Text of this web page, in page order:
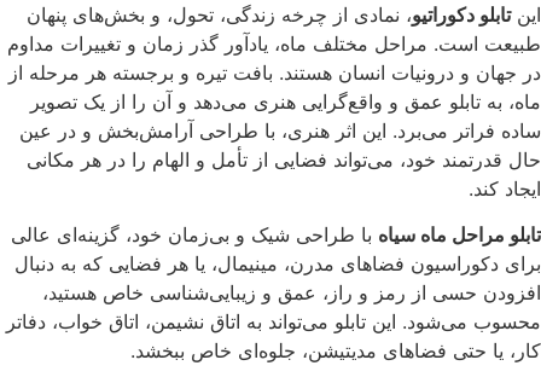
اینتابلو دکوراتیو، نمادی از چرخه زندگی، تحول، و بخش‌های پنهان
طبیعت است. مراحل مختلف ماه، یادآور گذر زمان و تغییرات مداوم
در جهان و درونیات انسان هستند. بافت تیره و برجسته هر مرحله از
ماه، به تابلو عمق و واقع‌گرایی هنری می‌دهد و آن را از یک تصویر
ساده فراتر می‌برد. این اثر هنری، با طراحی آرامش‌بخش و در عین
حال قدرتمند خود، می‌تواند فضایی از تأمل و الهام را در هر مکانی
ایجاد کند.
تابلو مراحل ماه سیاه با طراحی شیک و بی‌زمان خود، گزینه‌ای عالی
برای دکوراسیون فضاهای مدرن، مینیمال، یا هر فضایی که به دنبال
افزودن حسی از رمز و راز، عمق و زیبایی‌شناسی خاص هستید،
محسوب می‌شود. این تابلو می‌تواند به اتاق نشیمن، اتاق خواب، دفاتر
کار، یا حتی فضاهای مدیتیشن، جلوه‌ای خاص ببخشد.